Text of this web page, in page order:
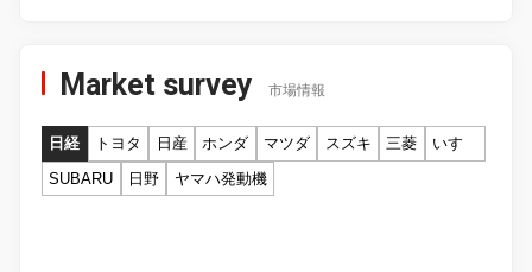
Market survey 市場情報
日経 トヨタ 日産 ホンダ マツダ スズキ 三菱
いすゞ
SUBARU
日野 ヤマハ発動機